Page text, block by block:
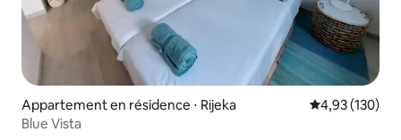
Appartement en résidence ⋅ Rijeka Évaluation
4,93 (130)
Blue Vista